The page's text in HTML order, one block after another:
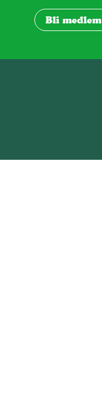
Bli medlem